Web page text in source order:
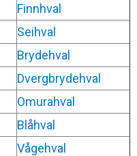
Finnhval
Seihval
Brydehval
Dvergbrydehval
Omurahval
Blåhval
Vågehval